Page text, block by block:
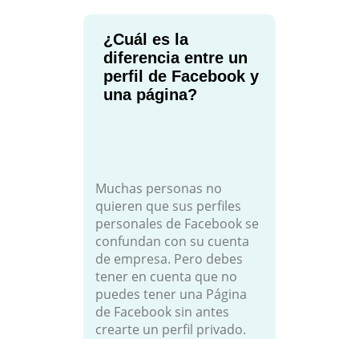
¿Cuál es la
diferencia entre un
perfil de Facebook y
una página?
Muchas personas no
quieren que sus perfiles
personales de Facebook se
confundan con su cuenta
de empresa. Pero debes
tener en cuenta que no
puedes tener una Página
de Facebook sin antes
crearte un perfil privado.